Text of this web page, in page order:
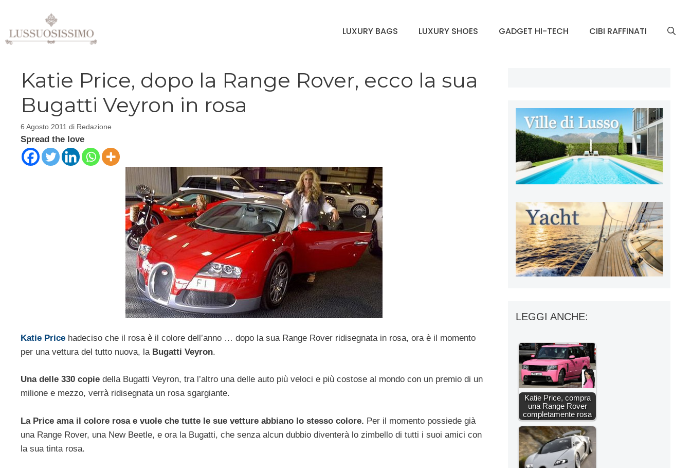
contenuto
LUXURY BAGS LUXURY SHOES GADGET HI-TECH CIBI RAFFINATI
Katie Price, dopo la Range Rover, ecco la sua
Bugatti Veyron in rosa
6 Agosto 2011 di Redazione
Spread the love
Katie Price hadeciso che il rosa è il colore dell’anno … dopo la sua Range Rover ridisegnata in rosa, ora è il momento
per una vettura del tutto nuova, la Bugatti Veyron.
Una delle 330 copie della Bugatti Veyron, tra l’altro una delle auto più veloci e più costose al mondo con un premio di un
milione e mezzo, verrà ridisegnata un rosa sgargiante.
La Price ama il colore rosa e vuole che tutte le sue vetture abbiano lo stesso colore. Per il momento possiede già
una Range Rover, una New Beetle, e ora la Bugatti, che senza alcun dubbio diventerà lo zimbello di tutti i suoi amici con
la sua tinta rosa.
LEGGI ANCHE:
Katie Price, compra
una Range Rover
completamente rosa